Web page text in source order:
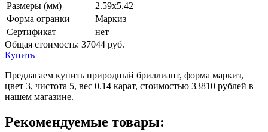
Размеры (мм)
2.59x5.42
Форма огранки
Маркиз
Сертификат
нет
Общая стоимость: 37044 руб.
Купить
Предлагаем купить природный бриллиант, форма маркиз,
цвет 3, чистота 5, вес 0.14 карат, стоимостью 33810 рублей в
нашем магазине.
Рекомендуемые товары: